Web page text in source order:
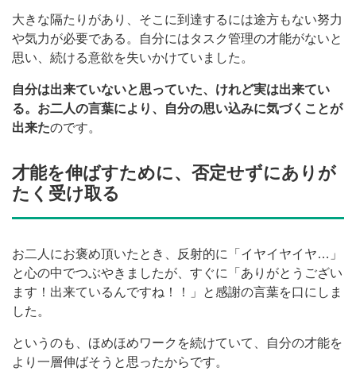
大きな隔たりがあり、そこに到達するには途方もない努力
や気力が必要である。自分にはタスク管理の才能がないと
思い、続ける意欲を失いかけていました。
自分は出来ていないと思っていた、けれど実は出来てい
る。お二人の言葉により、自分の思い込みに気づくことが
出来たのです。
才能を伸ばすために、否定せずにありが
たく受け取る
お二人にお褒め頂いたとき、反射的に「イヤイヤイヤ…」
と心の中でつぶやきましたが、すぐに「ありがとうござい
ます！出来ているんですね！！」と感謝の言葉を口にしま
した。
というのも、ほめほめワークを続けていて、自分の才能を
より一層伸ばそうと思ったからです。